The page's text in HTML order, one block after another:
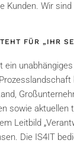
Kunden. Wir
FÜR „IHR
ein
sowie aktuellen
Leitbild
Die IS4IT